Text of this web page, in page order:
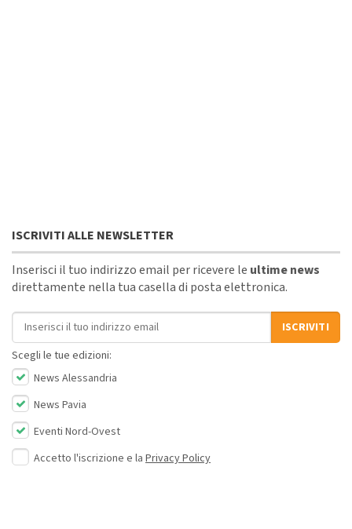
ISCRIVITI ALLE NEWSLETTER
Inserisci il tuo indirizzo email per ricevere le ultime news
direttamente nella tua casella di posta elettronica.
Indirizzo email
ISCRIVITI
Scegli le tue edizioni:
News Alessandria
News Pavia
Eventi Nord-Ovest
Accetto l'iscrizione e la Privacy Policy